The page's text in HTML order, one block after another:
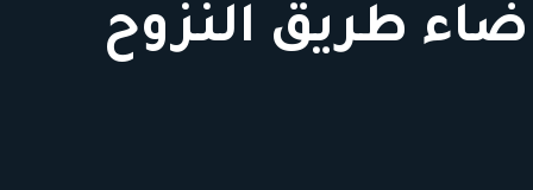
طريق النزوح